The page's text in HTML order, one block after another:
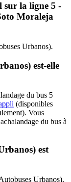
sur la ligne 5 -
Moraleja
Urbanos).
est-elle
du bus 5
(disponibles
Vous
du bus à
est
Urbanos),